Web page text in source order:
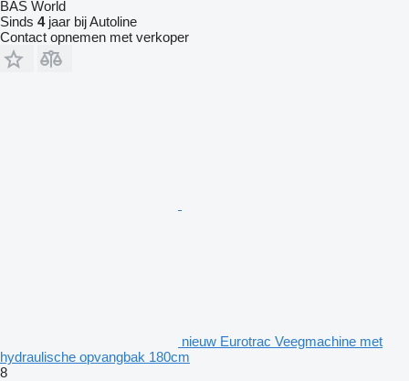
BAS World
Sinds 4jaar bij Autoline
Contact opnemen met verkoper
nieuw Eurotrac Veegmachine met
hydraulische opvangbak 180cm
8